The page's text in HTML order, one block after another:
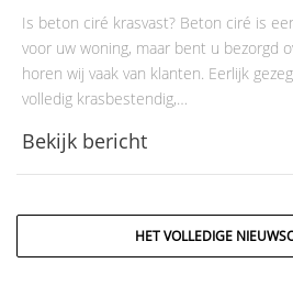
Is beton ciré krasvast? Beton ciré is
voor uw woning, maar bent u bezorgd
horen wij vaak van klanten. Eerlijk
volledig krasbestendig,…
Bekijk bericht
HET VOLLEDIGE